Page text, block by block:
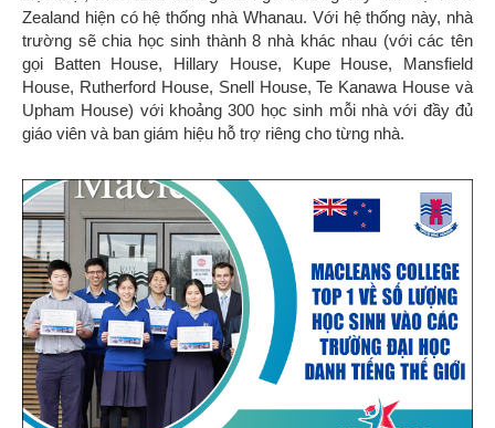
Zealand hiện có hệ thống nhà Whanau. Với hệ thống này, nhà
trường sẽ chia học sinh thành 8 nhà khác nhau (với các tên
gọi Batten House, Hillary House, Kupe House, Mansfield
House, Rutherford House, Snell House, Te Kanawa House và
Upham House) với khoảng 300 học sinh mỗi nhà với đầy đủ
giáo viên và ban giám hiệu hỗ trợ riêng cho từng nhà.